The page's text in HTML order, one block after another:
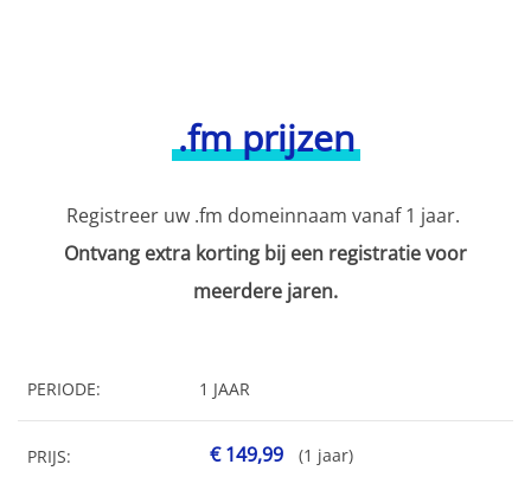
.fm prijzen
Registreer uw .fm domeinnaam vanaf 1 jaar.
Ontvang extra korting bij een registratie voor
meerdere jaren.
PERIODE: 1 JAAR
PRIJS: € 149,99 (1 jaar)